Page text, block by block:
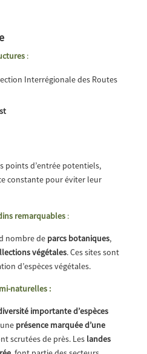
:
Interrégionale des Routes
points d’entrée potentiels,
constante pour éviter leur
remarquables:
nombre de parcs botaniques,
végétales. Ces sites sont
d’espèces végétales.
naturelles :
importante d’espèces
présence marquée d’une
scrutées de près. Les landes